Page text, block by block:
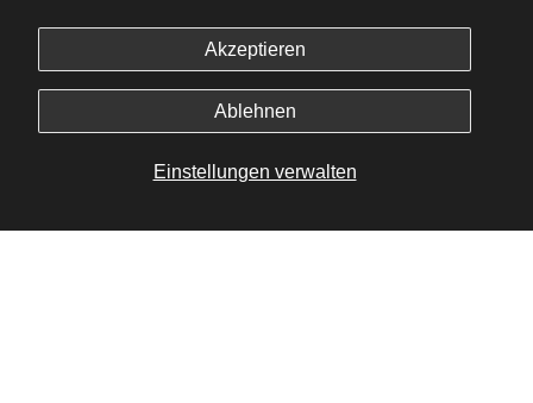
Einstellungen verwalten
Akzeptieren
Ablehnen
HAUPTMENÜ
GÄNGIGER HYPE